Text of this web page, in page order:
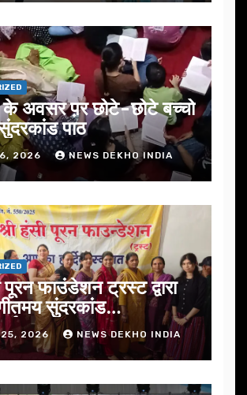
के अवसर प़र छोटे-छोटे बच्चो
पाठ
2026 NEWS DEKHO INDIA
पूरन फाउंडेशन ट्रस्ट द्वारा
सुंदरकांड
संपन्न
25, 2026 NEWS DEKHO INDIA